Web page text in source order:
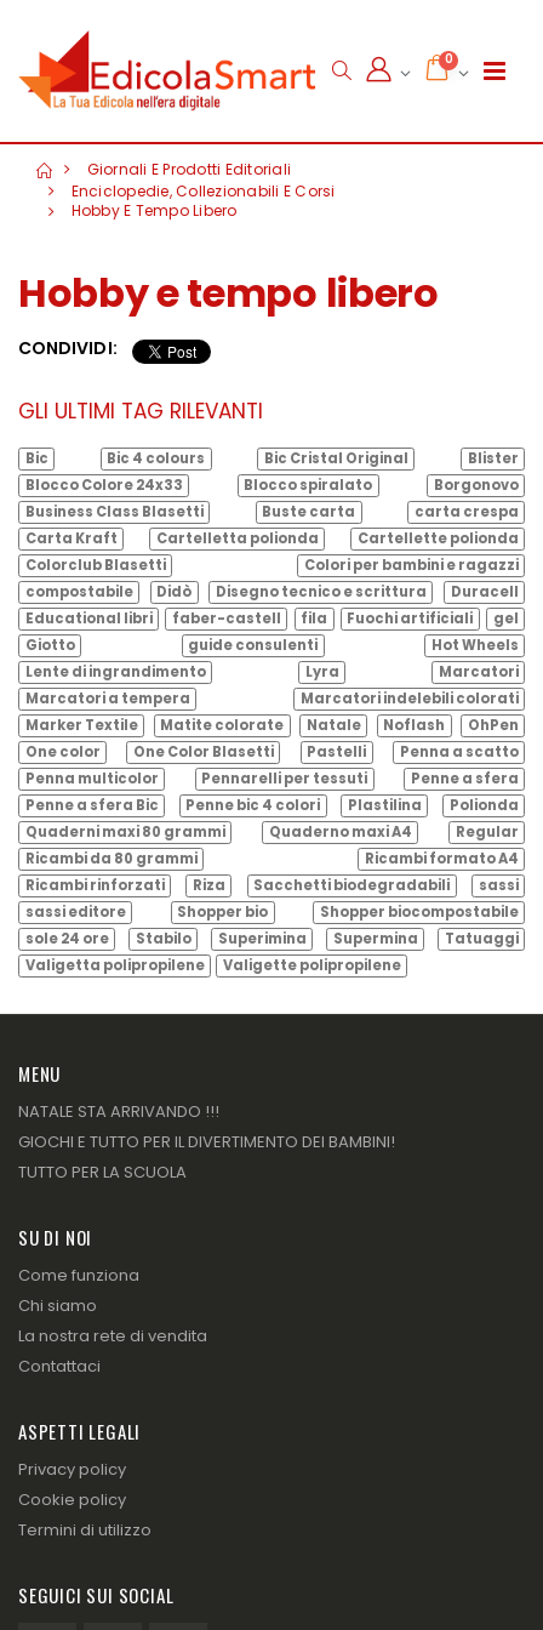
0
Giornali E Prodotti Editoriali
Enciclopedie, Collezionabili E Corsi
Hobby E Tempo Libero
Hobby e tempo libero
CONDIVIDI:
GLI ULTIMI TAG RILEVANTI
Bic Bic 4 colours Bic Cristal Original
Blister
Blocco Colore 24x33
Blocco spiralato
Borgonovo
Business Class Blasetti
Buste carta
carta crespa
Carta Kraft
Cartelletta polionda
Cartellette polionda
Colorclub Blasetti
Colori per bambini e ragazzi
compostabile
Didò Disegno tecnico e scrittura
Duracell
Educational libri
faber-castell fila Fuochi artificiali
gel
Giotto
guide consulenti
Hot Wheels
Lente di ingrandimento
Lyra
Marcatori
Marcatori a tempera
Marcatori indelebili colorati
Marker Textile
Matite colorate Natale Noflash
OhPen
One color
One Color Blasetti Pastelli
Penna a scatto
Penna multicolor
Pennarelli per tessuti
Penne a sfera
Penne a sfera Bic
Penne bic 4 colori Plastilina
Polionda
Quaderni maxi 80 grammi
Quaderno maxi A4
Regular
Ricambi da 80 grammi
Ricambi formato A4
Ricambi rinforzati
Riza Sacchetti biodegradabili
sassi
sassi editore
Shopper bio
Shopper biocompostabile
sole 24 ore
Stabilo Superimina Supermina
Tatuaggi
Valigetta polipropilene
Valigette polipropilene
MENU
NATALE STA ARRIVANDO !!!
GIOCHI E TUTTO PER IL DIVERTIMENTO DEI BAMBINI!
TUTTO PER LA SCUOLA
SU DI NOI
Come funziona
Chi siamo
La nostra rete di vendita
Contattaci
ASPETTI LEGALI
Privacy policy
Cookie policy
Termini di utilizzo
SEGUICI SUI SOCIAL